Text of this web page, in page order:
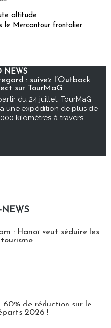
altitude
le Mercantour frontalier
NEWS
: suivez l’Outback
sur TourMaG
du 24 juillet, TourMaG
une expédition de plus de
kilomètres à travers...
NEWS
: Hanoï veut séduire les
60% de réduction sur le
2026 !